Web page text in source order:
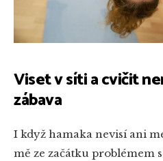
Viset v síti a cvičit
zábava
I když hamaka nevisí ani
mě ze začátku problémem